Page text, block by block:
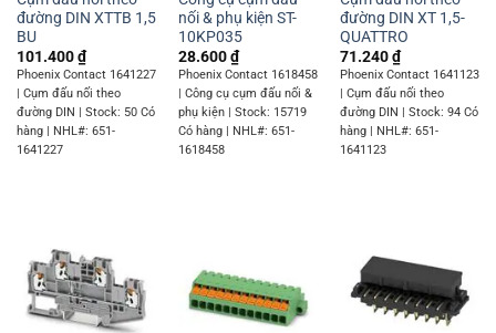
đường DIN XTTB 1,5
BU
101.400₫
Phoenix Contact 1641227
| Cụm đấu nối theo
đường DIN | Stock: 50 Có
hàng | NHL#: 651-
1641227
nối & phụ kiện ST-
10KP035
28.600₫
Phoenix Contact 1618458
| Công cụ cụm đấu nối &
phụ kiện | Stock: 15719
Có hàng | NHL#: 651-
1618458
đường DIN XT 1,5-
QUATTRO
71.240₫
Phoenix Contact 1641123
| Cụm đấu nối theo
đường DIN | Stock: 94 Có
hàng | NHL#: 651-
1641123